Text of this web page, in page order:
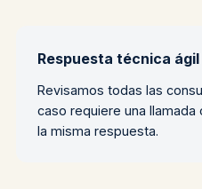
Respuesta técnica ágil
Revisamos todas las
caso requiere una
la misma respuesta.